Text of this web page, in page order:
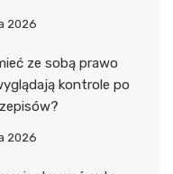
2026
ze sobą prawo
kontrole po
2026